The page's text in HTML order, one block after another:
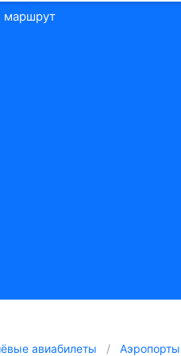
маршрут
авиабилеты Аэропорты